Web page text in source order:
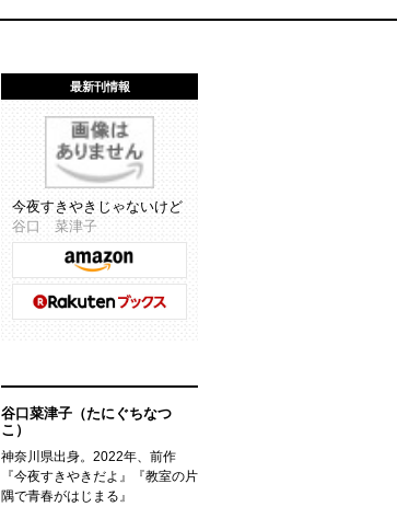
最新刊情報
今夜すきやきじゃないけど
谷口 菜津子
谷口菜津子（たにぐちなつ
こ）
神奈川県出身。2022年、前作
『今夜すきやきだよ』『教室の片
隅で青春がはじまる』